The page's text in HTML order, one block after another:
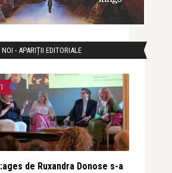
- APARIȚII EDITORIALE
de Ruxandra Donose s-a